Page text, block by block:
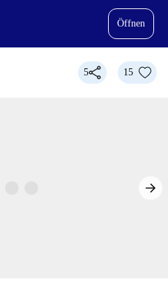
Öffnen
5 15